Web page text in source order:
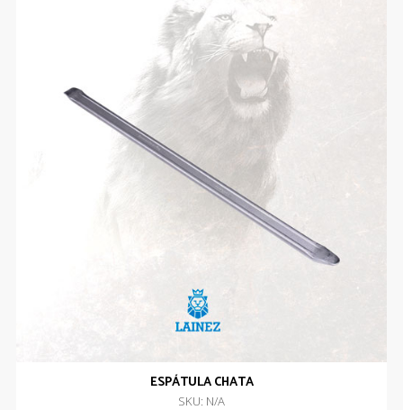
ESPÁTULA CHATA
SKU: N/A